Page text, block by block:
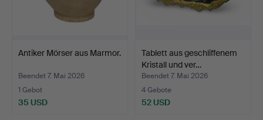
Antiker Mörser aus Marmor.
Beendet 7. Mai 2026
1 Gebot
35 USD
Tablett aus geschliffenem
Kristall und ver…
Beendet 7. Mai 2026
4 Gebote
52 USD